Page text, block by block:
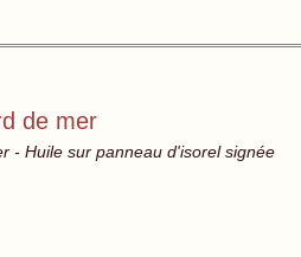
de mer
- Huile sur panneau d'isorel signée